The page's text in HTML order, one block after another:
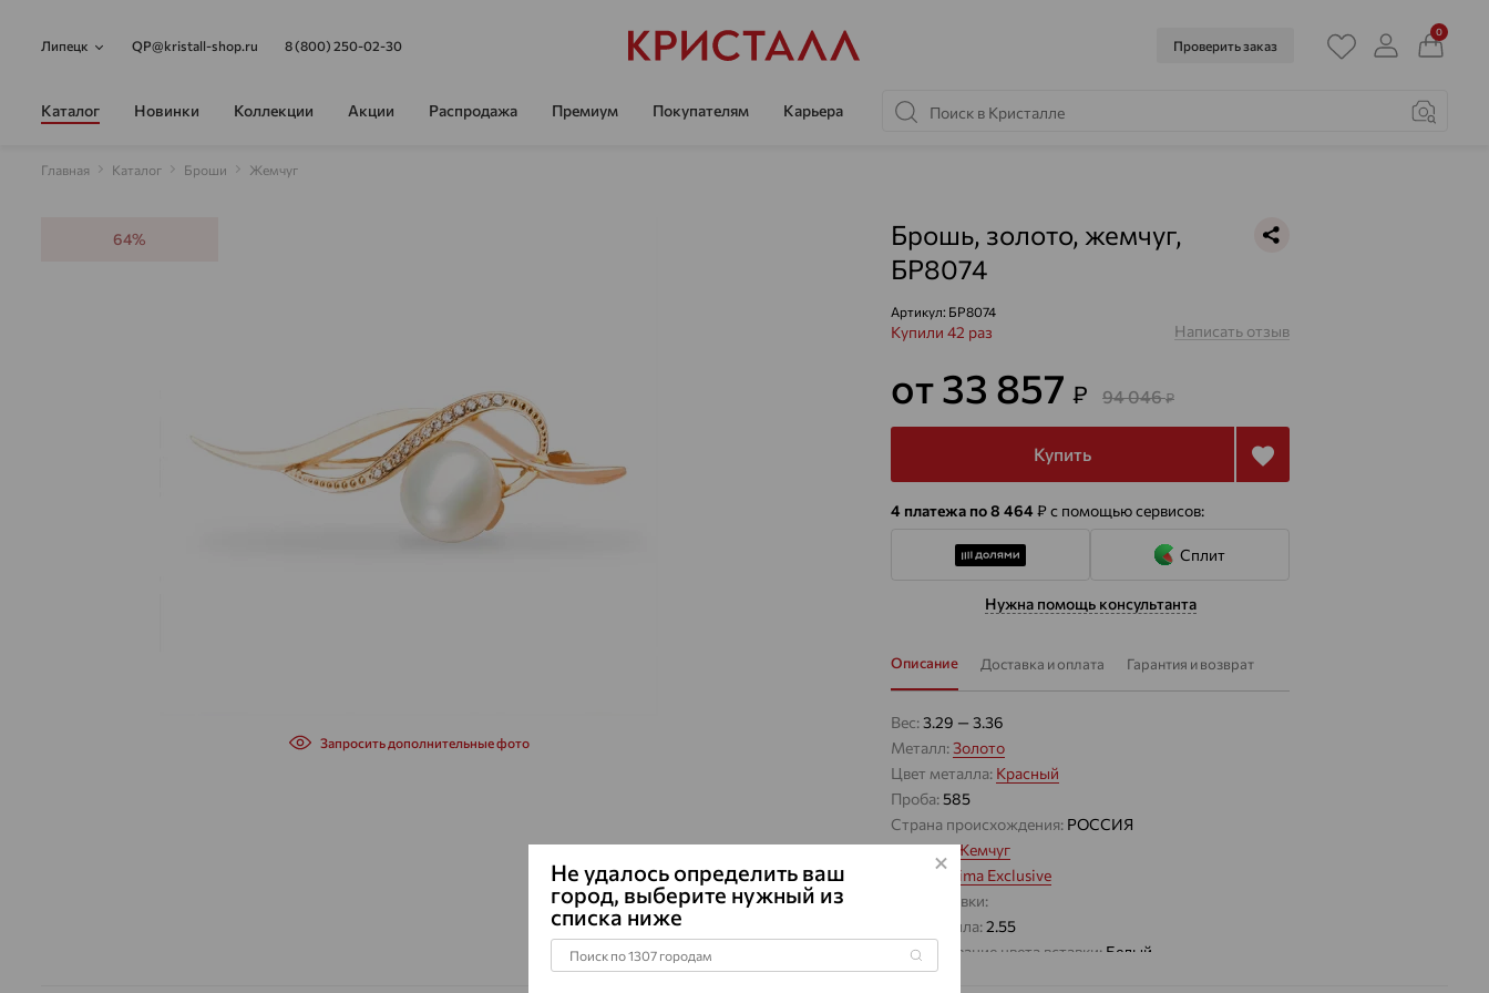
Липецк QP@kristall-shop.ru 8 (800) 250-02-30 Проверить заказ
0
Каталог Новинки Коллекции Акции Распродажа Премиум Покупателям Карьера
Главная Каталог Броши Жемчуг
64%
Запросить дополнительные фото
Брошь, золото, жемчуг,
БР8074
Артикул: БР8074
Купили 42 раз Написать отзыв
от 33 857 ₽ 94 046₽
Купить
4 платежа по 8 464 ₽с помощью сервисов:
Сплит
Нужна помощь консультанта
Описание Доставка и оплата Гарантия и возврат
Вес:3.29 — 3.36
Металл:Золото
Цвет металла: Красный
Проба:585
Страна происхождения: РОССИЯ
Вставка:Жемчуг
Бренд: Prima Exclusive
Цвет вставки:
Вес металла:2.55
Наименование цвета вставки: Белый
Характеристика вставки:
Не удалось определить ваш
город, выберите нужный из
списка ниже